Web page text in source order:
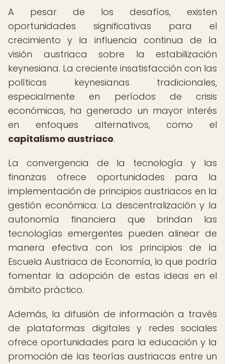
A pesar de los desafíos, existen
oportunidades significativas para el
crecimiento y la influencia continua de la
visión austriaca sobre la estabilización
keynesiana. La creciente insatisfacción con las
políticas keynesianas tradicionales,
especialmente en períodos de crisis
económicas, ha generado un mayor interés
en enfoques alternativos, como el
capitalismo austriaco.
La convergencia de la tecnología y las
finanzas ofrece oportunidades para la
implementación de principios austriacos en la
gestión económica. La descentralización y la
autonomía financiera que brindan las
tecnologías emergentes pueden alinear de
manera efectiva con los principios de la
Escuela Austriaca de Economía, lo que podría
fomentar la adopción de estas ideas en el
ámbito práctico.
Además, la difusión de información a través
de plataformas digitales y redes sociales
ofrece oportunidades para la educación y la
promoción de las teorías austriacas entre un